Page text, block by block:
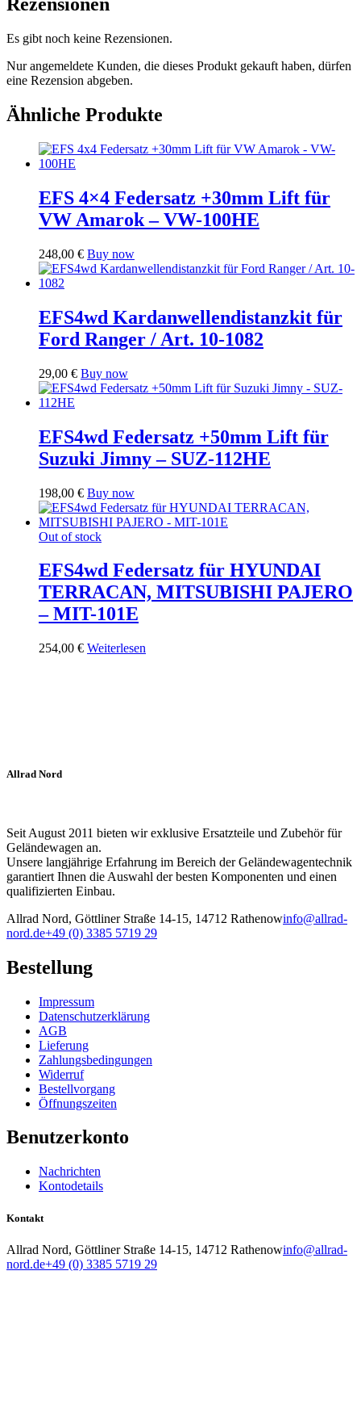
Rezensionen
Es gibt noch keine Rezensionen.
Nur angemeldete Kunden, die dieses Produkt gekauft haben, dürfen
eine Rezension abgeben.
Ähnliche Produkte
EFS 4×4 Federsatz +30mm Lift für
VW Amarok – VW-100HE
248,00 € Buy now
EFS4wd Kardanwellendistanzkit für
Ford Ranger / Art. 10-1082
29,00 € Buy now
EFS4wd Federsatz +50mm Lift für
Suzuki Jimny – SUZ-112HE
198,00 € Buy now
Out of stock
EFS4wd Federsatz für HYUNDAI
TERRACAN, MITSUBISHI PAJERO
– MIT-101E
254,00 € Weiterlesen
Allrad Nord
Seit August 2011 bieten wir exklusive Ersatzteile und Zubehör für
Geländewagen an.
Unsere langjährige Erfahrung im Bereich der Geländewagentechnik
garantiert Ihnen die Auswahl der besten Komponenten und einen
qualifizierten Einbau.
Allrad Nord, Göttliner Straße 14-15, 14712 Rathenowinfo@allrad-
nord.de+49 (0) 3385 5719 29
Bestellung
Impressum
Datenschutzerklärung
AGB
Lieferung
Zahlungsbedingungen
Widerruf
Bestellvorgang
Öffnungszeiten
Benutzerkonto
Nachrichten
Kontodetails
Kontakt
Allrad Nord, Göttliner Straße 14-15, 14712 Rathenowinfo@allrad-
nord.de+49 (0) 3385 5719 29